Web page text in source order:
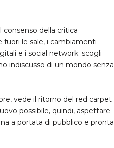
consenso della critica
fuori le sale, i cambiamenti
e i social network: scogli
indiscusso di un mondo senza
vede il ritorno del red carpet
possibile, quindi, aspettare
a portata di pubblico e pronta